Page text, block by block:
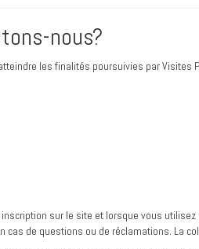
nous?
les finalités poursuivies par
sur le site et lorsque vous
de questions ou de réclamations. La